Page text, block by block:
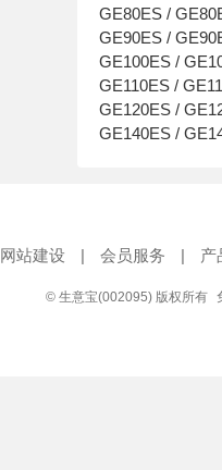
GE80ES /
GE90ES /
GE100ES /
GE110ES /
GE120ES /
GE140ES /
网站建设 | 会员服务 | 产
© 生意宝(002095) 版权所有